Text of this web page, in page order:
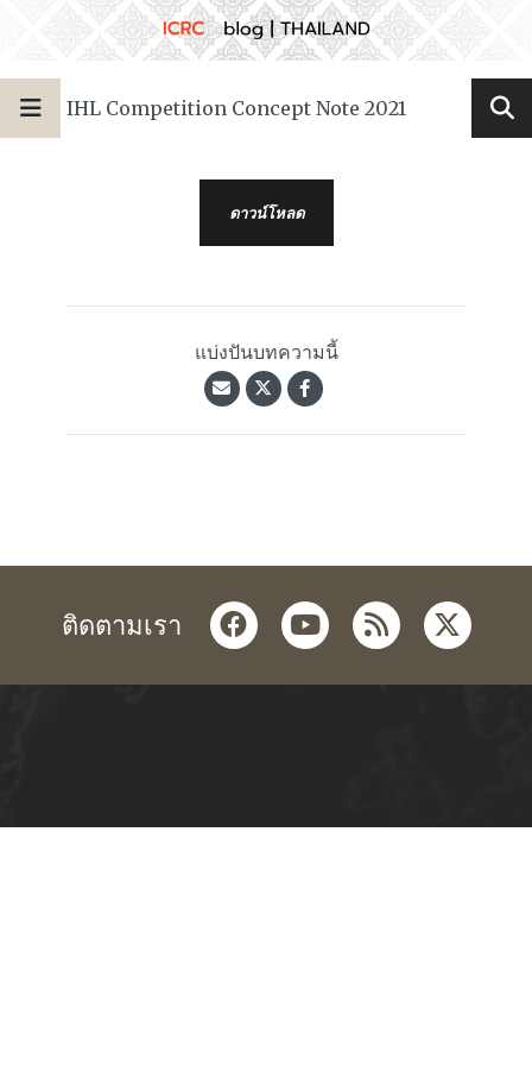
IHL Competition Concept Note 2021
ดาวน์โหลด
แบ่งปันบทความนี้
ติดตามเรา facebookyoutube
rss twitter